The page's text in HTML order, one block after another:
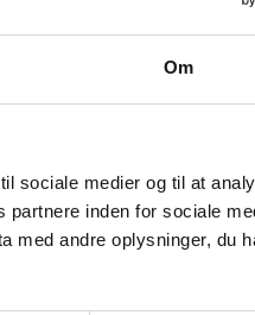
Om
sociale medier og til at
inden for sociale
med andre oplysninger, du
grublerier og
at slippe disse bekymringer
til netop at tilpasse sig den